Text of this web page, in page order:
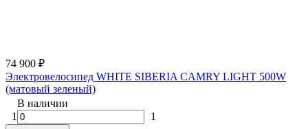
74 900 ₽
Электровелосипед WHITE SIBERIA CAMRY LIGHT 500W
(матовый зеленый)
В наличии
1
1